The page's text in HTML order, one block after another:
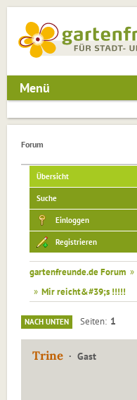
Menü
Forum
Übersicht
Suche
Einloggen
Registrieren
gartenfreunde.de Forum »
» Mir reicht&#39;s !!!!!
NACH UNTEN Seiten 1
Trine Gast